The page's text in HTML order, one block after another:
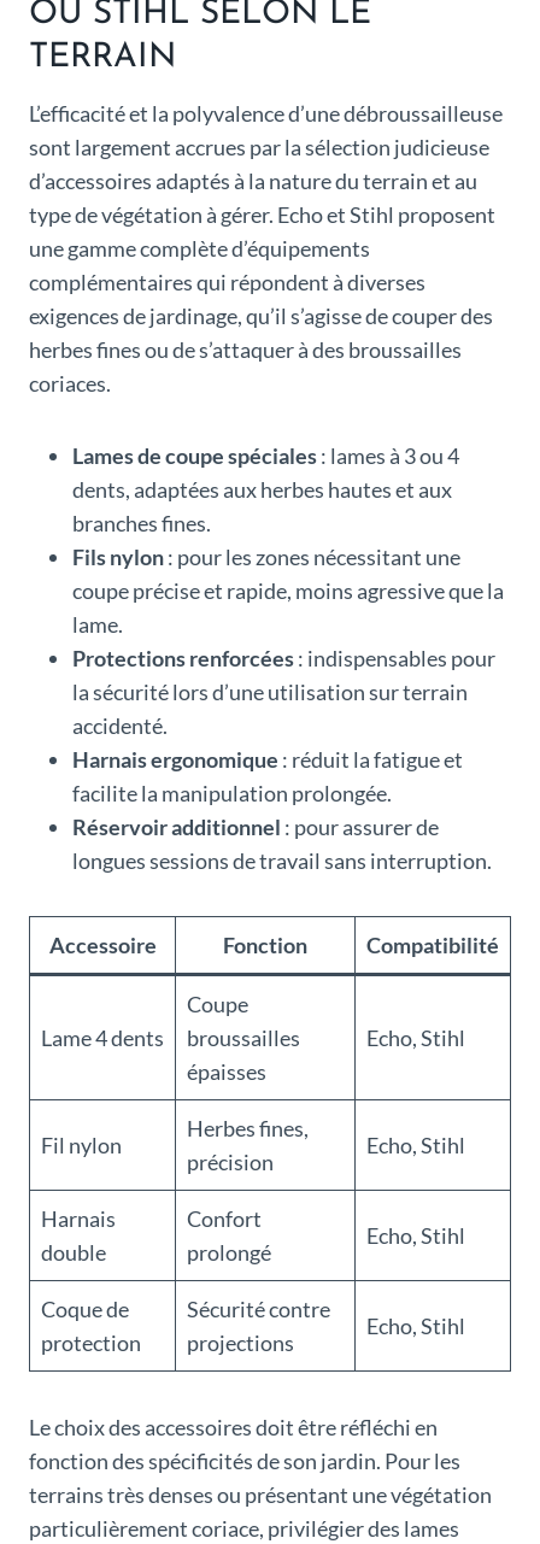
OU STIHL SELON LE
TERRAIN
L’efficacité et la polyvalence d’une débroussailleuse
sont largement accrues par la sélection judicieuse
d’accessoires adaptés à la nature du terrain et au
type de végétation à gérer. Echo et Stihl proposent
une gamme complète d’équipements
complémentaires qui répondent à diverses
exigences de jardinage, qu’il s’agisse de couper des
herbes fines ou de s’attaquer à des broussailles
coriaces.
Lames de coupe spéciales: lames à 3 ou 4
dents, adaptées aux herbes hautes et aux
branches fines.
Fils nylon: pour les zones nécessitant une
coupe précise et rapide, moins agressive que la
lame.
Protections renforcées: indispensables pour
la sécurité lors d’une utilisation sur terrain
accidenté.
Harnais ergonomique : réduit la fatigue et
facilite la manipulation prolongée.
Réservoir additionnel : pour assurer de
longues sessions de travail sans interruption.
Accessoire Fonction Compatibilité
Lame 4 dents
Coupe
broussailles
épaisses
Echo, Stihl
Fil nylon
Herbes fines,
précision
Echo, Stihl
Harnais
double
Confort
prolongé
Echo, Stihl
Coque de
protection
Sécurité contre
projections
Echo, Stihl
Le choix des accessoires doit être réfléchi en
fonction des spécificités de son jardin. Pour les
terrains très denses ou présentant une végétation
particulièrement coriace, privilégier des lames